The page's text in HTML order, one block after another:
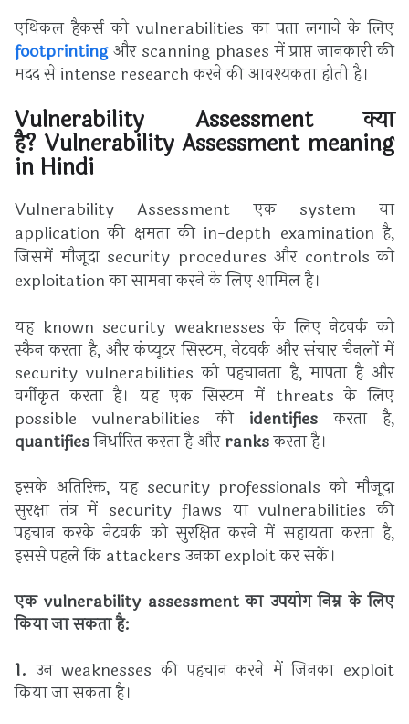
एथिकल हैकर्स को vulnerabilities का पता लगाने के लिए
footprintingऔर scanning phases में प्राप्त जानकारी की
मदद से intense research करने की आवश्यकता होती है।
Vulnerability Assessment क्या
है?Vulnerability Assessmentmeaning
in Hindi
Vulnerability Assessment एक system या
application की क्षमता की in-depth examination है,
जिसमें मौजूदा security procedures और controls को
exploitation का सामना करने के लिए शामिल है।
यह known security weaknesses के लिए नेटवर्क को
स्कैन करता है, और कंप्यूटर सिस्टम, नेटवर्क और संचार चैनलों में
security vulnerabilities को पहचानता है, मापता है और
वर्गीकृत करता है। यह एक सिस्टम में threats के लिए
possible vulnerabilities की identifies करता है,
quantifiesनिर्धारित करता है औरranksकरता है।
इसके अतिरिक्त, यह security professionals को मौजूदा
सुरक्षा तंत्र में security flaws या vulnerabilities की
पहचान करके नेटवर्क को सुरक्षित करने में सहायता करता है,
इससे पहले कि attackers उनका exploit कर सकें।
एक vulnerability assessment का उपयोग निम्न के लिए
किया जा सकता है:
1. उन weaknesses की पहचान करने में जिनका exploit
किया जा सकता है।